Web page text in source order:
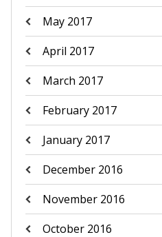
May 2017
April 2017
March 2017
February 2017
January 2017
December 2016
November 2016
October 2016